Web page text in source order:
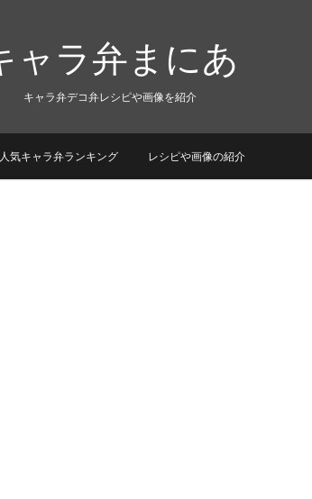
ャラ弁まにあ
キャラ弁デコ弁レシピや画像を紹介
人気キャラ弁ランキング レシピや画像の紹介